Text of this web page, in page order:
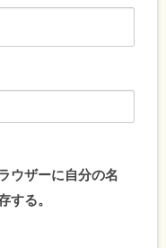
ウザーに自分の名
る。